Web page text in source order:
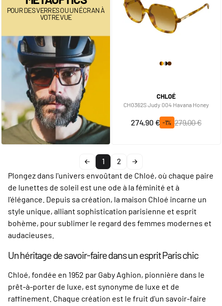
POUR DES VERRES OU UN ÉCRAN À
VOTRE VUE
CHLOÉ
CH0362S Judy 004 Havana Honey
Prix spécial
274,90 € -1%
Prix normal
279,00 €
1 2
Plongez dans l'univers envoûtant de Chloé, où chaque paire
de lunettes de soleil est une ode à la féminité et à
l'élégance. Depuis sa création, la maison Chloé incarne un
style unique, alliant sophistication parisienne et esprit
bohème, pour sublimer le regard des femmes modernes et
audacieuses.
Un héritage de savoir-faire dans un esprit Paris chic
Chloé, fondée en 1952 par Gaby Aghion, pionnière dans le
prêt-à-porter de luxe, est synonyme de luxe et de
raffinement. Chaque création est le fruit d'un savoir-faire